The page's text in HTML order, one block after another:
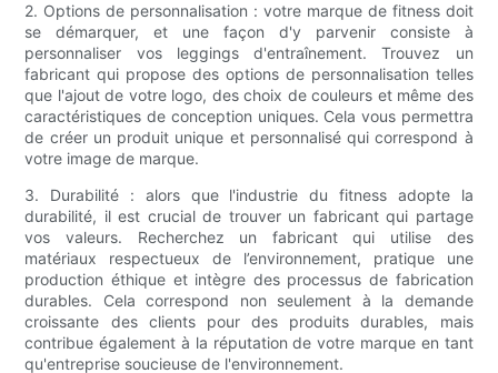
2. Options de personnalisation : votre marque de fitness doit
se démarquer, et une façon d'y parvenir consiste à
personnaliser vos leggings d'entraînement. Trouvez un
fabricant qui propose des options de personnalisation telles
que l'ajout de votre logo, des choix de couleurs et même des
caractéristiques de conception uniques. Cela vous permettra
de créer un produit unique et personnalisé qui correspond à
votre image de marque.
3. Durabilité : alors que l'industrie du fitness adopte la
durabilité, il est crucial de trouver un fabricant qui partage
vos valeurs. Recherchez un fabricant qui utilise des
matériaux respectueux de l’environnement, pratique une
production éthique et intègre des processus de fabrication
durables. Cela correspond non seulement à la demande
croissante des clients pour des produits durables, mais
contribue également à la réputation de votre marque en tant
qu'entreprise soucieuse de l'environnement.